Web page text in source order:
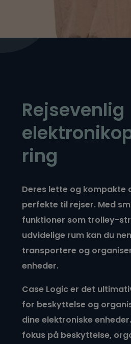
Rejsevenlig
ring
Deres lette og kompakte
perfekte til rejser. Med
funktioner som trolley-
udvidelige rum kan du
transportere og
enheder.
Case Logic er det
for beskyttelse og
dine elektroniske
fokus på beskyttelse,